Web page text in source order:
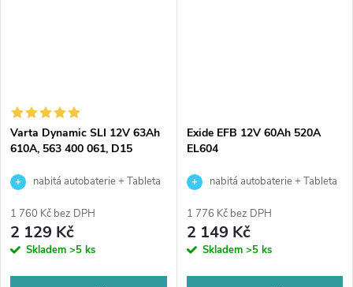
Varta Dynamic SLI 12V 63Ah
610A, 563 400 061, D15
nabitá autobaterie + Tableta
výkup staré baterie při doručení
nebo v prodejně Jinočany
1 760 Kč bez DPH
2 129 Kč
Skladem >5 ks
Exide EFB 12V 60Ah 520A
EL604
nabitá autobaterie + Tableta
výkup staré baterie při doručení
nebo v prodejně Jinočany
1 776 Kč bez DPH
2 149 Kč
Skladem >5 ks